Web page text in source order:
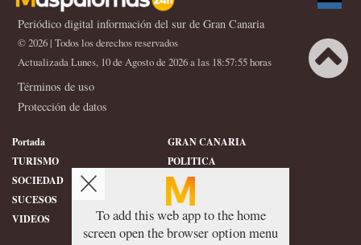
Periódico digital información del sur de Gran Canaria
© 2026 | Todos los derechos reservados
Actualizada Lunes, 10 de Agosto de 2026 a las 18:57:55 horas
Términos de uso
Protección de datos
Portada
GRAN CANARIA
TURISMO
POLITICA
SOCIEDAD
DEPORTES
SUCESOS
HISTORIA
VIDEOS
CONFIDENCIAL
To add this web app to the home
screen open the browser option menu